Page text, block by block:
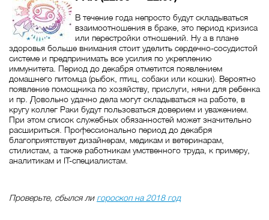
В течение года непросто будут складываться
взаимоотношения в браке, это период кризиса
или перестройки отношений. Ну а в плане
здоровья больше внимания стоит уделить сердечно-сосудистой
системе и предпринимать все усилия по укреплению
иммунитета. Период до декабря отметится появлением
домашнего питомца (рыбок, птиц, собаки или кошки). Вероятно
появление помощника по хозяйству, прислуги, няни для ребенка
и пр. Довольно удачно дела могут складываться на работе, в
кругу коллег Раки будут пользоваться доверием и уважением.
При этом список служебных обязанностей может значительно
расшириться. Профессионально период до декабря
благоприятствует дизайнерам, медикам и ветеринарам,
стилистам, а также работникам умственного труда, к примеру,
аналитикам и IT-специалистам.
Проверьте, сбылся ли гороскоп на 2018 год